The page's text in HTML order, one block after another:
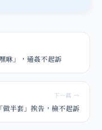
咻」，通姦不起訴
下一篇 →
半套」挨告，檢不起訴